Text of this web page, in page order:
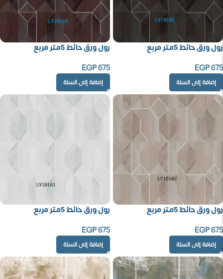
رول ورق حائط 5متر مربع
EGP675
إضافة إلى السلة
رول ورق حائط 5متر مربع
EGP675
إضافة إلى السلة
رول ورق حائط 5متر مربع
EGP675
إضافة إلى السلة
رول ورق حائط 5متر مربع
EGP675
إضافة إلى السلة